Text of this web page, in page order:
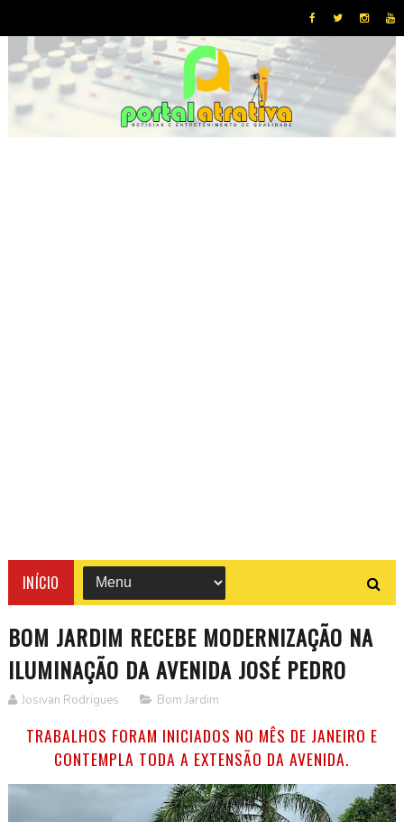
INÍCIO
BOM JARDIM RECEBE MODERNIZAÇÃO NA
ILUMINAÇÃO DA AVENIDA JOSÉ PEDRO
Josivan Rodrigues Bom Jardim
TRABALHOS FORAM INICIADOS NO MÊS DE JANEIRO E
CONTEMPLA TODA A EXTENSÃO DA AVENIDA.